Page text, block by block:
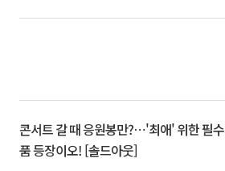
콘서트 갈 때 응원봉만?⋯'최애' 위한 필수
품 등장이오! [솔드아웃]